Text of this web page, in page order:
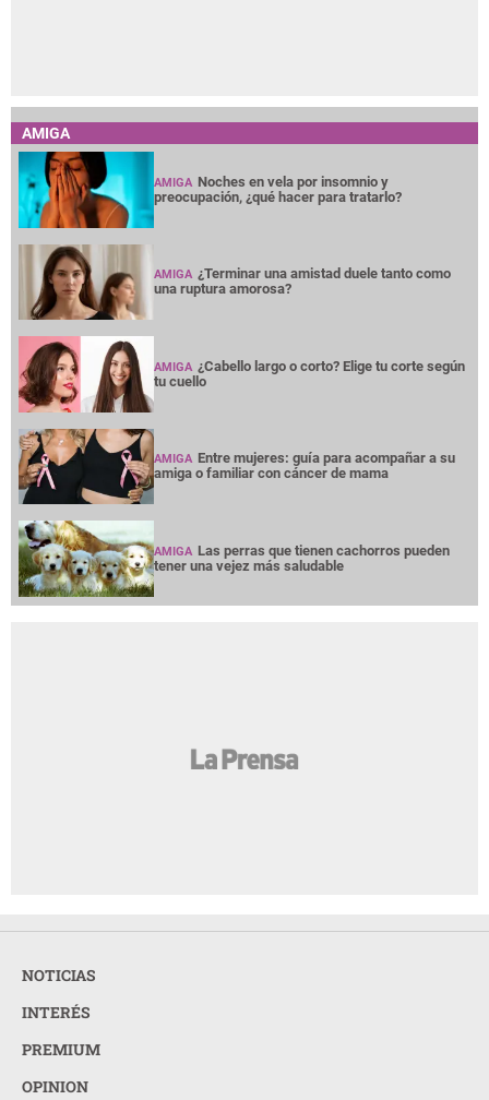
AMIGA
AMIGA Noches en vela por insomnio y
preocupación, ¿qué hacer para tratarlo?
AMIGA ¿Terminar una amistad duele tanto como
una ruptura amorosa?
AMIGA ¿Cabello largo o corto? Elige tu corte según
tu cuello
AMIGA Entre mujeres: guía para acompañar a su
amiga o familiar con cáncer de mama
AMIGA Las perras que tienen cachorros pueden
tener una vejez más saludable
NOTICIAS
INTERÉS
PREMIUM
OPINION